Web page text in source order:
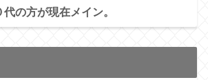
の方が現在メイン。